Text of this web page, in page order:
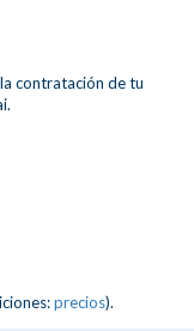
contratación de tu
precios).